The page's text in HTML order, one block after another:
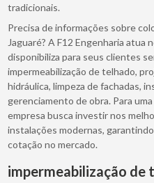
tradicionais.
Precisa de informações sobre
Jaguaré? A F12 Engenharia atua
disponibiliza para seus clientes
impermeabilização de telhado,
hidráulica, limpeza de fachadas,
gerenciamento de obra. Para
empresa busca investir nos
instalações modernas,
cotação no mercado.
impermeabilização de